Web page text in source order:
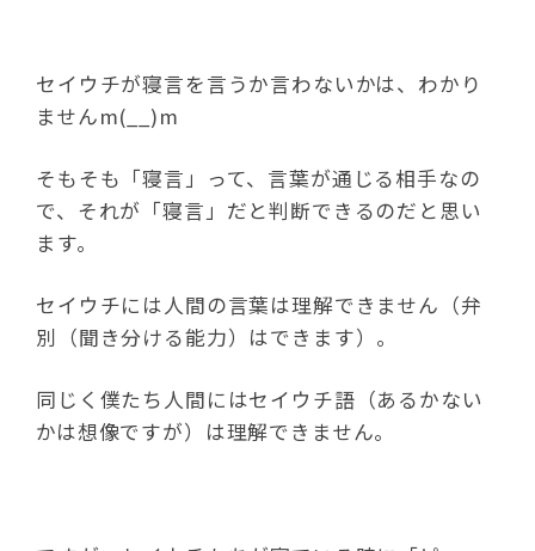
セイウチが寝言を言うか言わないかは、わかり
ませんm(__)m
そもそも「寝言」って、言葉が通じる相手なの
で、それが「寝言」だと判断できるのだと思い
ます。
セイウチには人間の言葉は理解できません（弁
別（聞き分ける能力）はできます）。
同じく僕たち人間にはセイウチ語（あるかない
かは想像ですが）は理解できません。